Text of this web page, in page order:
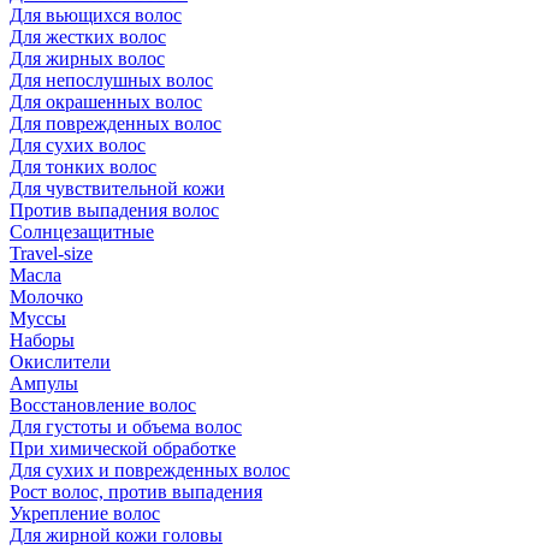
Для вьющихся волос
Для жестких волос
Для жирных волос
Для непослушных волос
Для окрашенных волос
Для поврежденных волос
Для сухих волос
Для тонких волос
Для чувствительной кожи
Против выпадения волос
Солнцезащитные
Travel-size
Масла
Молочко
Муссы
Наборы
Окислители
Ампулы
Восстановление волос
Для густоты и объема волос
При химической обработке
Для сухих и поврежденных волос
Рост волос, против выпадения
Укрепление волос
Для жирной кожи головы